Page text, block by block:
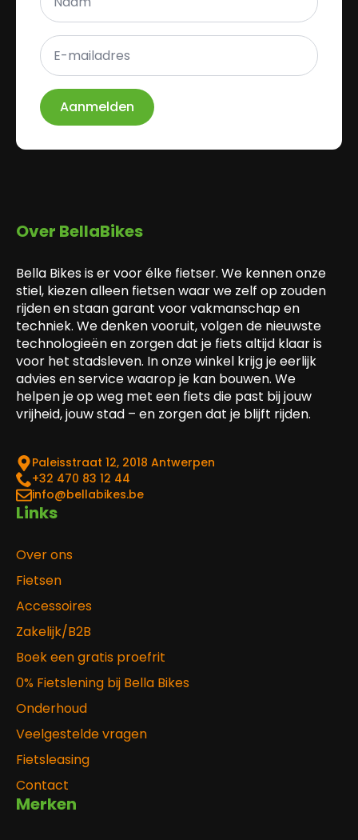
E-
mailadres
*
Aanmelden
Over BellaBikes
Bella Bikes is er voor élke fietser. We kennen onze
stiel, kiezen alleen fietsen waar we zelf op zouden
rijden en staan garant voor vakmanschap en
techniek. We denken vooruit, volgen de nieuwste
technologieën en zorgen dat je fiets altijd klaar is
voor het stadsleven. In onze winkel krijg je eerlijk
advies en service waarop je kan bouwen. We
helpen je op weg met een fiets die past bij jouw
vrijheid, jouw stad – en zorgen dat je blijft rijden.
Paleisstraat 12, 2018 Antwerpen
‎+32 470 83 12 44
info@bellabikes.be
Links
Over ons
Fietsen
Accessoires
Zakelijk/B2B
Boek een gratis proefrit
0% Fietslening bij Bella Bikes
Onderhoud
Veelgestelde vragen
Fietsleasing
Contact
Merken